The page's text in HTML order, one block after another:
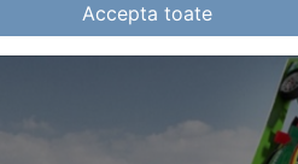
Accepta toate